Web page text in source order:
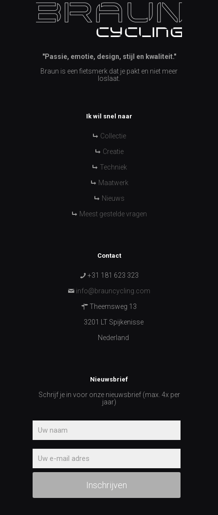
"Passie, emotie, design, stijl en kwaliteit."
Braun is een fietsmerk dat je pakt en niet meer
loslaat.
Ik wil snel naar
Collectie
Creatie
Techniek
Maatwerk
Nieuws
Meest gestelde vragen
Contact
+31 181 623 323
info@brauncycling.com
Theemsweg 13
3201 LT Spijkenisse
Nederland
Nieuwsbrief
Schrijf je in voor onze nieuwsbrief (max. 4x per
jaar)